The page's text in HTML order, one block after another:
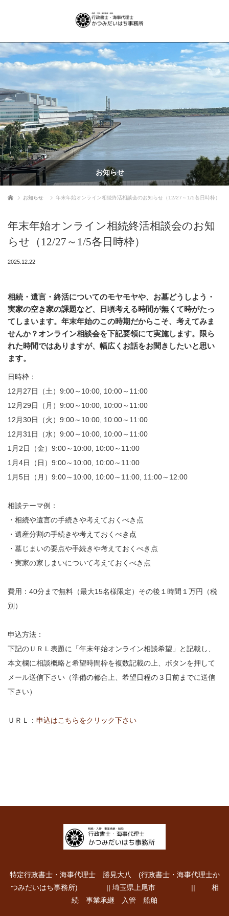
お知らせ
ホーム お知らせ 年末年始オンライン相続終活相談会のお知らせ（12/27～1/5各日時枠）
年末年始オンライン相続終活相談会のお知
らせ（12/27～1/5各日時枠）
2025.12.22
相続・遺言・終活についてのモヤモヤや、お墓どうしよう・
実家の空き家の課題など、日頃考える時間が無くて時がたっ
てしまいます。年末年始のこの時期だからこそ、考えてみま
せんか？オンライン相談会を下記要領にて実施します。限ら
れた時間ではありますが、幅広くお話をお聞きしたいと思い
ます。
日時枠：
12月27日（土）9:00～10:00, 10:00～11:00
12月29日（月）9:00～10:00, 10:00～11:00
12月30日（火）9:00～10:00, 10:00～11:00
12月31日（水）9:00～10:00, 10:00～11:00
1月2日（金）9:00～10:00, 10:00～11:00
1月4日（日）9:00～10:00, 10:00～11:00
1月5日（月）9:00～10:00, 10:00～11:00, 11:00～12:00
相談テーマ例：
・相続や遺言の手続きや考えておくべき点
・遺産分割の手続きや考えておくべき点
・墓じまいの要点や手続きや考えておくべき点
・実家の家しまいについて考えておくべき点
費用：40分まで無料（最大15名様限定）その後１時間１万円（税
別）
申込方法：
下記のＵＲＬ表題に「年末年始オンライン相談希望」と記載し、
本文欄に相談概略と希望時間枠を複数記載の上、ボタンを押して
メール送信下さい（準備の都合上、希望日程の３日前までに送信
下さい）
ＵＲＬ： 申込はこちらをクリック下さい
特定行政書士・海事代理士 勝見大八 (行政書士・海事代理士か
つみだいはち事務所) || 埼玉県上尾市 || 相
続 事業承継 入管 船舶